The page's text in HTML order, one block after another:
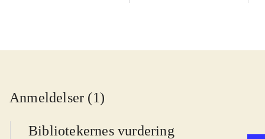
Anmeldelser (1)
Bibliotekernes vurdering